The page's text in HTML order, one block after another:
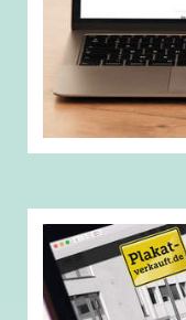
DieBetreuung und
Systems
der
wurde im Jahr